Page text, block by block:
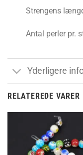
Strengens
Antal perler pr.
Yderligere
RELATEREDE VARER